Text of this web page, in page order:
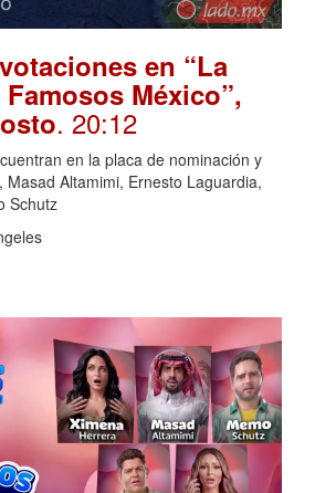
en “La
México”,
. 20:12
en la placa de nominación y
Altamimi, Ernesto Laguardia,
Schutz